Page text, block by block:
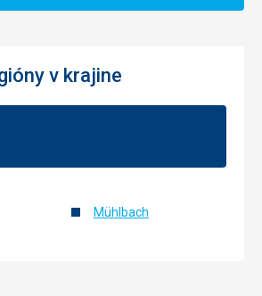
v krajine
Mühlbach